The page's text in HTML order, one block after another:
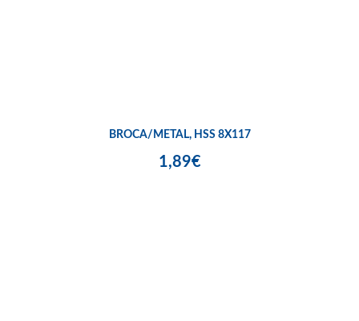
BROCA/METAL, HSS 8X117
1,89€